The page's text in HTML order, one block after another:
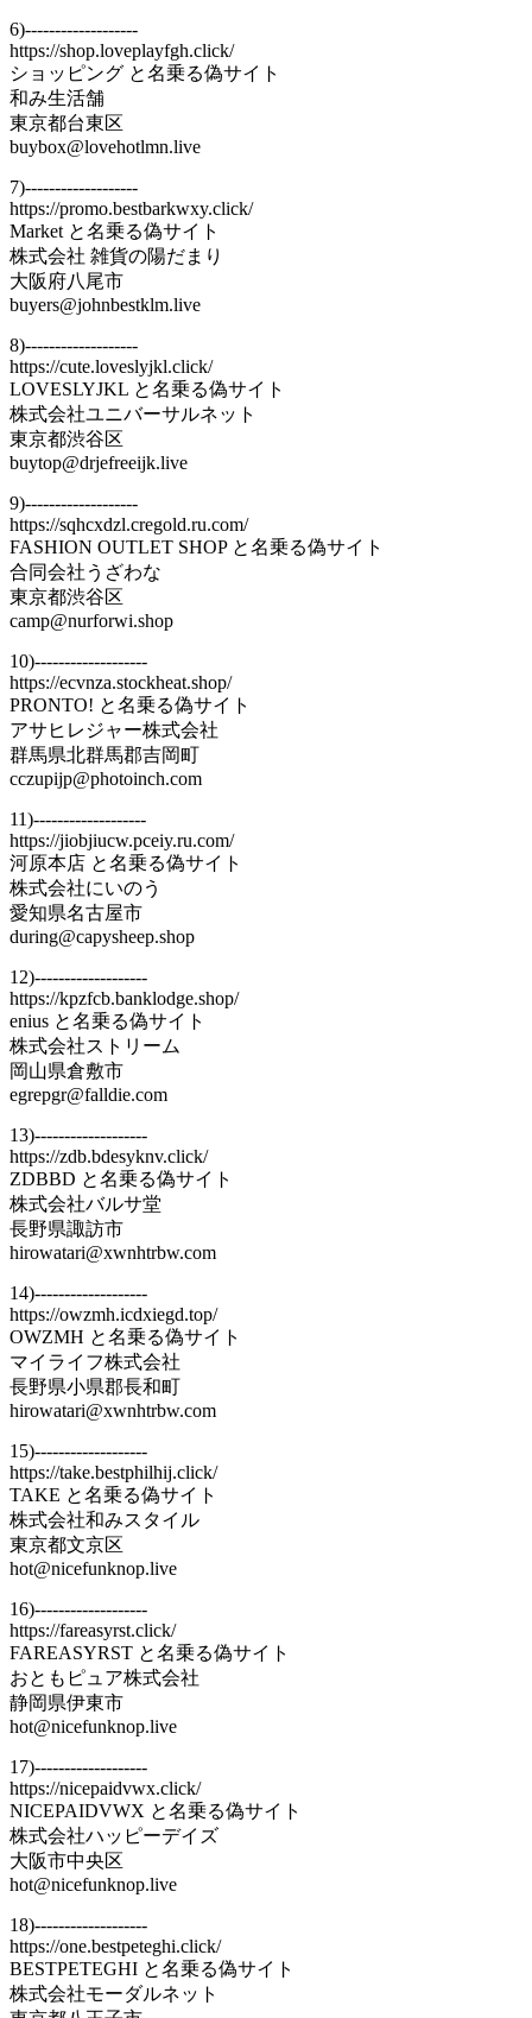
6)-------------------
https://shop.loveplayfgh.click/
ショッピング と名乗る偽サイト
和み生活舗
東京都台東区
buybox@lovehotlmn.live
7)-------------------
https://promo.bestbarkwxy.click/
Market と名乗る偽サイト
株式会社 雑貨の陽だまり
大阪府八尾市
buyers@johnbestklm.live
8)-------------------
https://cute.loveslyjkl.click/
LOVESLYJKL と名乗る偽サイト
株式会社ユニバーサルネット
東京都渋谷区
buytop@drjefreeijk.live
9)-------------------
https://sqhcxdzl.cregold.ru.com/
FASHION OUTLET SHOP と名乗る偽サイト
合同会社うざわな
東京都渋谷区
camp@nurforwi.shop
10)-------------------
https://ecvnza.stockheat.shop/
PRONTO! と名乗る偽サイト
アサヒレジャー株式会社
群馬県北群馬郡吉岡町
cczupijp@photoinch.com
11)-------------------
https://jiobjiucw.pceiy.ru.com/
河原本店 と名乗る偽サイト
株式会社にいのう
愛知県名古屋市
during@capysheep.shop
12)-------------------
https://kpzfcb.banklodge.shop/
enius と名乗る偽サイト
株式会社ストリーム
岡山県倉敷市
egrepgr@falldie.com
13)-------------------
https://zdb.bdesyknv.click/
ZDBBD と名乗る偽サイト
株式会社バルサ堂
長野県諏訪市
hirowatari@xwnhtrbw.com
14)-------------------
https://owzmh.icdxiegd.top/
OWZMH と名乗る偽サイト
マイライフ株式会社
長野県小県郡長和町
hirowatari@xwnhtrbw.com
15)-------------------
https://take.bestphilhij.click/
TAKE と名乗る偽サイト
株式会社和みスタイル
東京都文京区
hot@nicefunknop.live
16)-------------------
https://fareasyrst.click/
FAREASYRST と名乗る偽サイト
おともピュア株式会社
静岡県伊東市
hot@nicefunknop.live
17)-------------------
https://nicepaidvwx.click/
NICEPAIDVWX と名乗る偽サイト
株式会社ハッピーデイズ
大阪市中央区
hot@nicefunknop.live
18)-------------------
https://one.bestpeteghi.click/
BESTPETEGHI と名乗る偽サイト
株式会社モーダルネット